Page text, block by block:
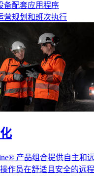
备配套应用程序
营规划和班次执行
产品组合提供自主和
作员在舒适且安全的远